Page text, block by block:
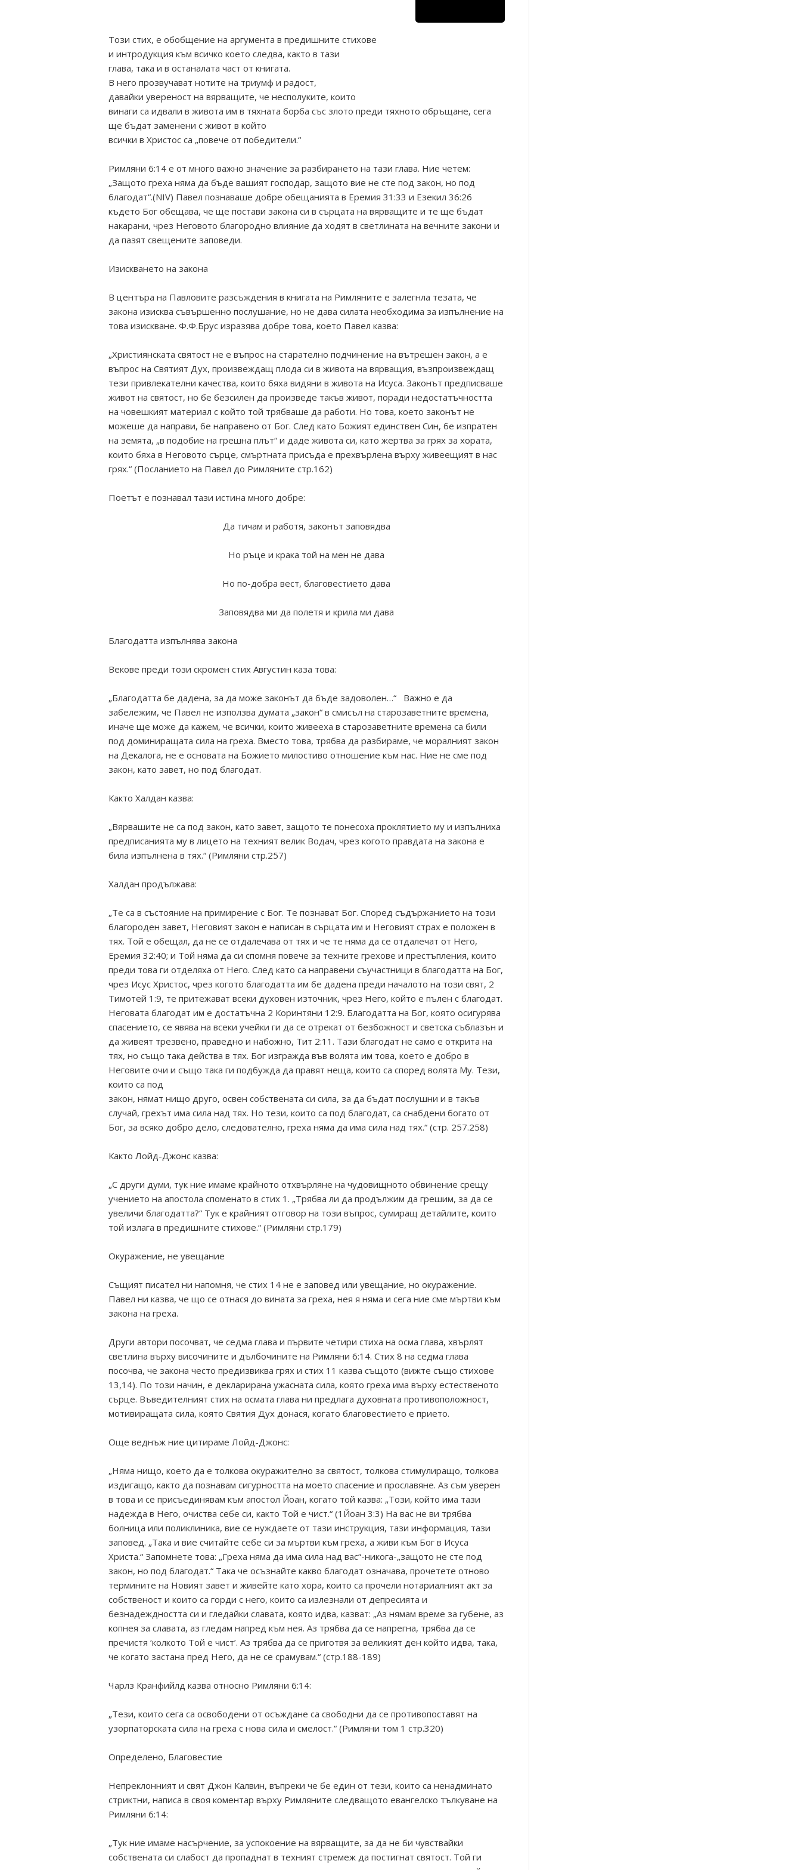
Този стих, е обобщение на аргумента в предишните стихове
и интродукция към всичко което следва, както в тази
глава, така и в останалата част от книгата.
В него прозвучават нотите на триумф и радост,
давайки увереност на вярващите, че несполуките, които
винаги са идвали в живота им в тяхната борба със злото преди тяхното обръщане, сега
ще бъдат заменени с живот в който
всички в Христос са „повече от победители.“
Римляни 6:14 е от много важно значение за разбирането на тази глава. Ние четем:
„Защото греха няма да бъде вашият господар, защото вие не сте под закон, но под
благодат“.(NIV) Павел познаваше добре обещанията в Еремия 31:33 и Езекил 36:26
където Бог обещава, че ще постави закона си в сърцата на вярващите и те ще бъдат
накарани, чрез Неговото благородно влияние да ходят в светлината на вечните закони и
да пазят свещените заповеди.
Изискването на закона
В центъра на Павловите разсъждения в книгата на Римляните е залегнла тезата, че
закона изисква съвършенно послушание, но не дава силата необходима за изпълнение на
това изискване. Ф.Ф.Брус изразява добре това, което Павел казва:
„Християнската святост не е въпрос на старателно подчинение на вътрешен закон, а е
въпрос на Святият Дух, произвеждащ плода си в живота на вярващия, възпроизвеждащ
тези привлекателни качества, които бяха видяни в живота на Исуса. Законът предписваше
живот на святост, но бе безсилен да произведе такъв живот, поради недостатъчността
на човешкият материал с който той трябваше да работи. Но това, което законът не
можеше да направи, бе направено от Бог. След като Божият единствен Син, бе изпратен
на земята, „в подобие на грешна плът“ и даде живота си, като жертва за грях за хората,
които бяха в Неговото сърце, смъртната присъда е прехвърлена върху живеещият в нас
грях.“ (Посланието на Павел до Римляните стр.162)
Поетът е познавал тази истина много добре:
Да тичам и работя, законът заповядва
Но ръце и крака той на мен не дава
Но по-добра вест, благовестието дава
Заповядва ми да полетя и крила ми дава
Благодатта изпълнява закона
Векове преди този скромен стих Августин каза това:
„Благодатта бе дадена, за да може законът да бъде задоволен…“ Важно е да
забележим, че Павел не използва думата „закон“ в смисъл на старозаветните времена,
иначе ще може да кажем, че всички, които живееха в старозаветните времена са били
под доминиращата сила на греха. Вместо това, трябва да разбираме, че моралният закон
на Декалога, не е основата на Божието милостиво отношение към нас. Ние не сме под
закон, като завет, но под благодат.
Както Халдан казва:
„Вярвашите не са под закон, като завет, защото те понесоха проклятието му и изпълниха
предписанията му в лицето на техният велик Водач, чрез когото правдата на закона е
била изпълнена в тях.“ (Римляни стр.257)
Халдан продължава:
„Те са в състояние на примирение с Бог. Те познават Бог. Според съдържанието на този
благороден завет, Неговият закон е написан в сърцата им и Неговият страх е положен в
тях. Той е обещал, да не се отдалечава от тях и че те няма да се отдалечат от Него,
Еремия 32:40; и Той няма да си спомня повече за техните грехове и престъпления, които
преди това ги отделяха от Него. След като са направени съучастници в благодатта на Бог,
чрез Исус Христос, чрез когото благодатта им бе дадена преди началото на този свят, 2
Тимотей 1:9, те притежават всеки духовен източник, чрез Него, който е пълен с благодат.
Неговата благодат им е достатъчна 2 Коринтяни 12:9. Благодатта на Бог, която осигурява
спасението, се явява на всеки учейки ги да се отрекат от безбожност и светска съблазън и
да живеят трезвено, праведно и набожно, Тит 2:11. Тази благодат не само е открита на
тях, но също така действа в тях. Бог изгражда във волята им това, което е добро в
Неговите очи и също така ги подбужда да правят неща, които са според волята Му. Тези,
които са под
закон, нямат нищо друго, освен собствената си сила, за да бъдат послушни и в такъв
случай, грехът има сила над тях. Но тези, които са под благодат, са снабдени богато от
Бог, за всяко добро дело, следователно, греха няма да има сила над тях.“ (стр. 257.258)
Както Лойд-Джонс казва:
„С други думи, тук ние имаме крайното отхвърляне на чудовищното обвинение срещу
учението на апостола споменато в стих 1. „Трябва ли да продължим да грешим, за да се
увеличи благодатта?“ Тук е крайният отговор на този въпрос, сумиращ детайлите, които
той излага в предишните стихове.“ (Римляни стр.179)
Окуражение, не увещание
Същият писател ни напомня, че стих 14 не е заповед или увещание, но окуражение.
Павел ни казва, че що се отнася до вината за греха, нея я няма и сега ние сме мъртви към
закона на греха.
Други автори посочват, че седма глава и първите четири стиха на осма глава, хвърлят
светлина върху височините и дълбочините на Римляни 6:14. Стих 8 на седма глава
посочва, че закона често предизвиква грях и стих 11 казва същото (вижте също стихове
13,14). По този начин, е декларирана ужасната сила, която греха има върху естественото
сърце. Въведителният стих на осмата глава ни предлага духовната противоположност,
мотивиращата сила, която Святия Дух донася, когато благовестието е прието.
Още веднъж ние цитираме Лойд-Джонс:
„Няма нищо, което да е толкова окуражително за святост, толкова стимулиращо, толкова
издигащо, както да познавам сигурността на моето спасение и прославяне. Аз съм уверен
в това и се присъединявам към апостол Йоан, когато той казва: „Този, който има тази
надежда в Него, очиства себе си, както Той е чист.“ (1Йоан 3:3) На вас не ви трябва
болница или поликлиника, вие се нуждаете от тази инструкция, тази информация, тази
заповед. „Така и вие считайте себе си за мъртви към греха, а живи към Бог в Исуса
Христа.“ Запомнете това: „Греха няма да има сила над вас“-никога-„защото не сте под
закон, но под благодат.“ Така че осъзнайте какво благодат означава, прочетете отново
термините на Новият завет и живейте като хора, които са прочели нотариалният акт за
собственост и които са горди с него, които са излезнали от депресията и
безнадеждността си и гледайки славата, която идва, казват: „Аз нямам време за губене, аз
копнея за славата, аз гледам напред към нея. Аз трябва да се напрегна, трябва да се
пречистя ‘колкото Той е чист’. Аз трябва да се приготвя за великият ден който идва, така,
че когато застана пред Него, да не се срамувам.“ (стр.188-189)
Чарлз Кранфийлд казва относно Римляни 6:14:
„Тези, които сега са освободени от осъждане са свободни да се противопоставят на
узорпаторската сила на греха с нова сила и смелост.“ (Римляни том 1 стр.320)
Определено, Благовестие
Непреклонният и свят Джон Калвин, въпреки че бе един от тези, които са ненадминато
стриктни, написа в своя коментар върху Римляните следващото евангелско тълкуване на
Римляни 6:14:
„Тук ние имаме насърчение, за успокоение на вярващите, за да не би чувствайки
собствената си слабост да пропаднат в техният стремеж да постигнат святост. Той ги